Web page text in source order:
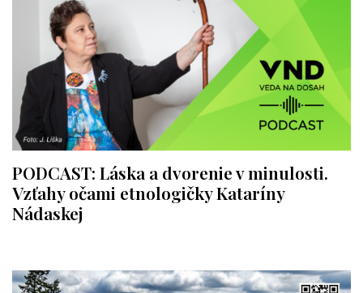
PODCAST: Láska a dvorenie v minulosti.
Vzťahy očami etnologičky Kataríny
Nádaskej